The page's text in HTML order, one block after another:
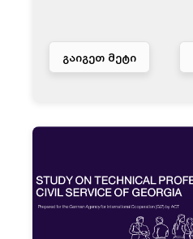
ᲒᲐᲘᲒᲔᲗ ᲛᲔᲢᲘ